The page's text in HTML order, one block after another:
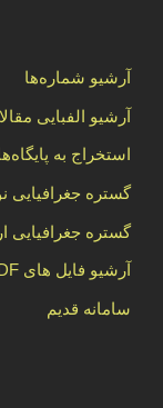
آرشیو شماره‌ها
آرشیو الفبایی
استخراج به
گستره جغرافیایی
گستره جغرافیایی
آرشیو فایل های PDF
سامانه قدیم